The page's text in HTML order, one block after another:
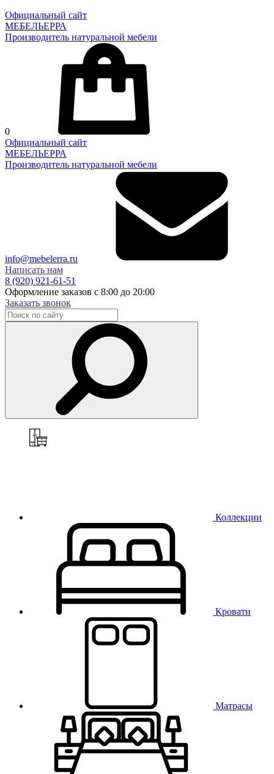
Официальный сайт
МЕБЕЛЬЕРРА
Производитель натуральной мебели
0
Официальный сайт
МЕБЕЛЬЕРРА
Производитель натуральной мебели
info@mebelerra.ru
Написать нам
8 (920) 921-61-51
Оформление заказов с 8:00 до 20:00
Заказать звонок
Коллекции
Кровати
Матрасы